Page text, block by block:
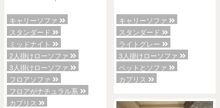
キャリーソファ
スタンダード
ミッドナイト
2人掛けローソファ
3人掛けローソファ
フロアソファ
フロアがナチュラル系
カプリス
キャリーソファ
スタンダード
ライトグレー
3人掛けローソファ
ペットとソファ
カプリス